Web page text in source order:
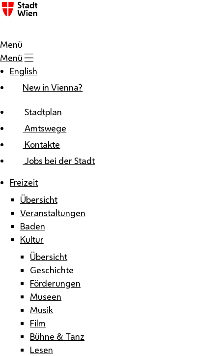
Zum Inhalt
Menü
Menü
English
New in Vienna?
Stadtplan
Amtswege
Kontakte
Jobs bei der Stadt
Freizeit
Übersicht
Veranstaltungen
Baden
Kultur
Übersicht
Geschichte
Förderungen
Museen
Musik
Film
Bühne & Tanz
Lesen